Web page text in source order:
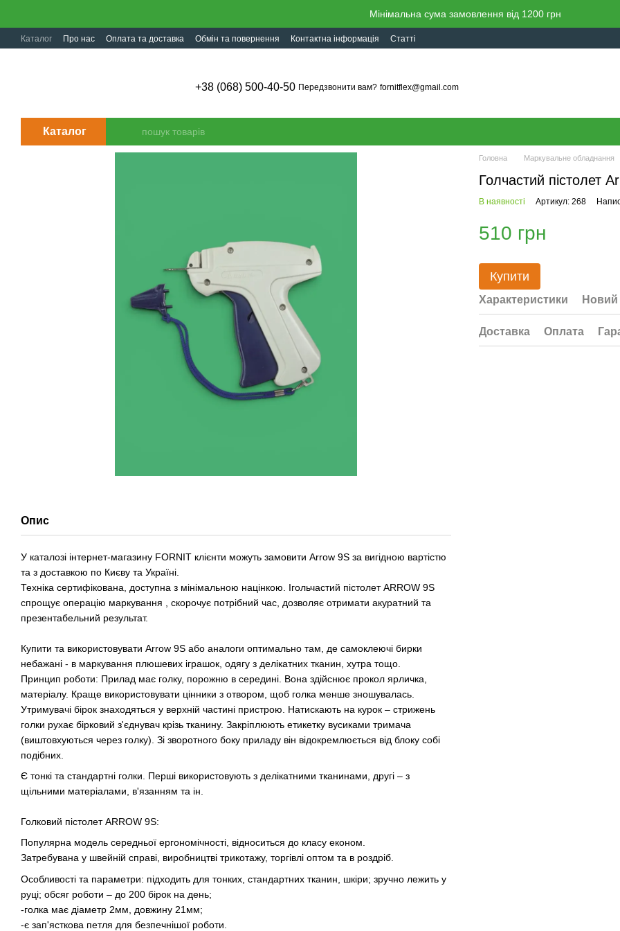
Мінімальна сума замовлення від 1200 грн
Каталог Про нас Оплата та доставка Обмін та повернення Контактна інформація Статті
+38 (068) 500-40-50 Передзвонити вам? fornitflex@gmail.com
Каталог
Опис
У каталозі інтернет-магазину FORNIT клієнти можуть замовити Arrow 9S за вигідною вартістю
та з доставкою по Києву та Україні.
Техніка сертифікована, доступна з мінімальною націнкою. Ігольчастий пістолет ARROW 9S
спрощує операцію маркування , скорочує потрібний час, дозволяє отримати акуратний та
презентабельний результат.
Купити та використовувати Arrow 9S або аналоги оптимально там, де самоклеючі бирки
небажані - в маркування плюшевих іграшок, одягу з делікатних тканин, хутра тощо.
Принцип роботи: Прилад має голку, порожню в середині. Вона здійснює прокол ярличка,
матеріалу. Краще використовувати цінники з отвором, щоб голка менше зношувалась.
Утримувачі бірок знаходяться у верхній частині пристрою. Натискають на курок – стрижень
голки рухає бірковий з'єднувач крізь тканину. Закріплюють етикетку вусиками тримача
(виштовхуються через голку). Зі зворотного боку приладу він відокремлюється від блоку собі
подібних.
Є тонкі та стандартні голки. Перші використовують з делікатними тканинами, другі – з
щільними матеріалами, в'язанням та ін.
Голковий пістолет ARROW 9S:
Популярна модель середньої ергономічності, відноситься до класу економ.
Затребувана у швейній справі, виробництві трикотажу, торгівлі оптом та в роздріб.
Особливості та параметри: підходить для тонких, стандартних тканин, шкіри; зручно лежить у
руці; обсяг роботи – до 200 бірок на день;
-голка має діаметр 2мм, довжину 21мм;
-є зап'ясткова петля для безпечнішої роботи.
Головна Маркувальне обладнання
Голчастий пістолет
В наявності Артикул: 268
510 грн
Купити
Характеристики Новий
Доставка Оплата